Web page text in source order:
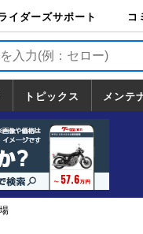
イダーズサポート
イダーズサポート
イク輸送
イクガレージライ
イク車両保険
ードサービス
イク試乗
コ
トピックス
トピックス
一覧
ホンダ
ヤマハ
スズキ
カワサキ
ハーレーダ
ビッドソン
BMW
ドゥカティ
トライアン
フ
メンテ